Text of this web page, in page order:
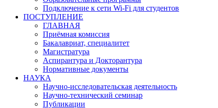
Подключение к сети Wi-Fi для студентов
ПОСТУПЛЕНИЕ
ГЛАВНАЯ
Приёмная комиссия
Бакалавриат, специалитет
Магистратура
Аспирантура и Докторантура
Нормативные документы
НАУКА
Научно-исследовательская деятельность
Научно-технический семинар
Публикации